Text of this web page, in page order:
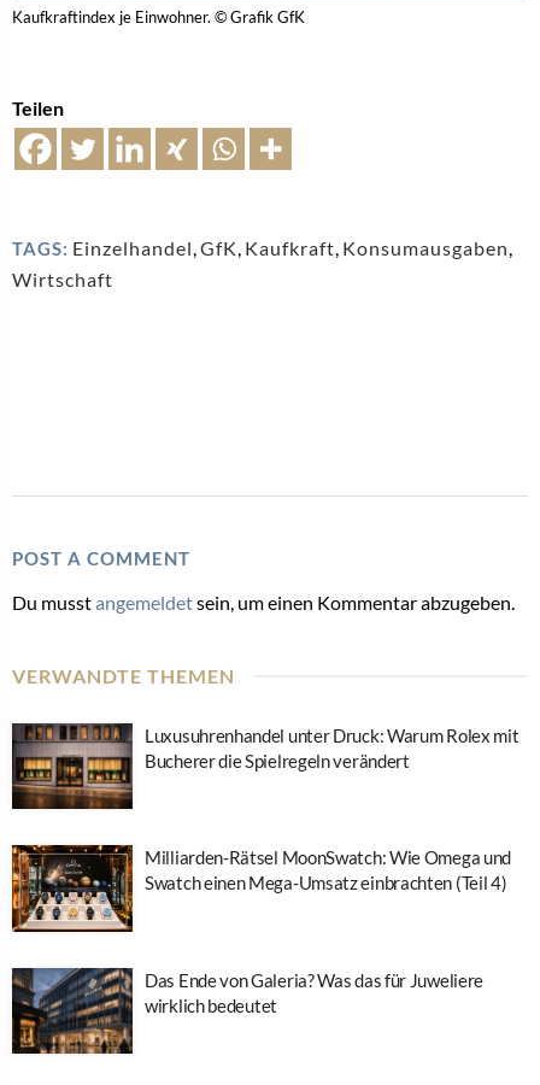
Kaufkraftindex je Einwohner. © Grafik GfK
Teilen
TAGS: Einzelhandel,GfK, Kaufkraft, Konsumausgaben,
Wirtschaft
POST A COMMENT
Du musstangemeldetsein, um einen Kommentar abzugeben.
VERWANDTE THEMEN
Luxusuhrenhandel unter Druck: Warum Rolex mit
Bucherer die Spielregeln verändert
Milliarden-Rätsel MoonSwatch: Wie Omega und
Swatch einen Mega-Umsatz einbrachten (Teil 4)
Das Ende von Galeria? Was das für Juweliere
wirklich bedeutet